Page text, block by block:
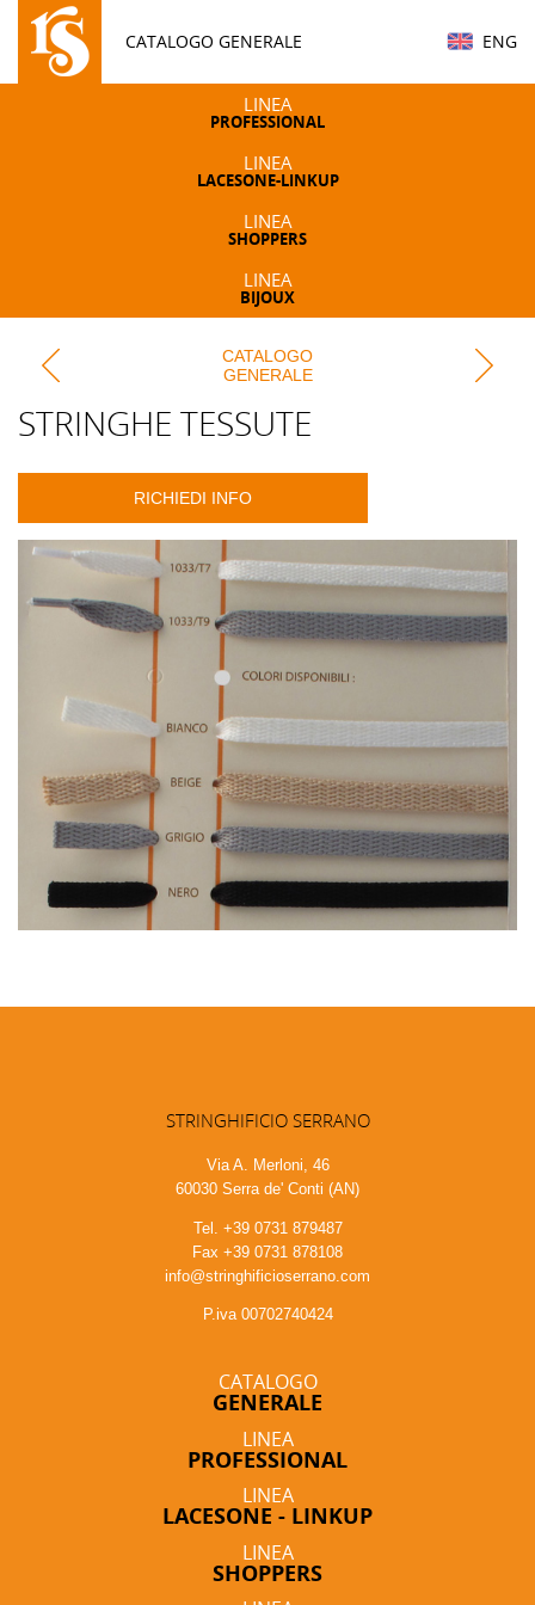
CATALOGO GENERALE ENG
LINEA
PROFESSIONAL
LINEA
LACESONE-LINKUP
LINEA
SHOPPERS
LINEA
BIJOUX
CATALOGO
GENERALE
STRINGHE TESSUTE
RICHIEDI INFO
STRINGHIFICIO SERRANO
Via A. Merloni, 46
60030 Serra de' Conti (AN)
Tel. +39 0731 879487
Fax +39 0731 878108
info@stringhificioserrano.com
P.iva 00702740424
CATALOGO
GENERALE
LINEA
PROFESSIONAL
LINEA
LACESONE - LINKUP
LINEA
SHOPPERS